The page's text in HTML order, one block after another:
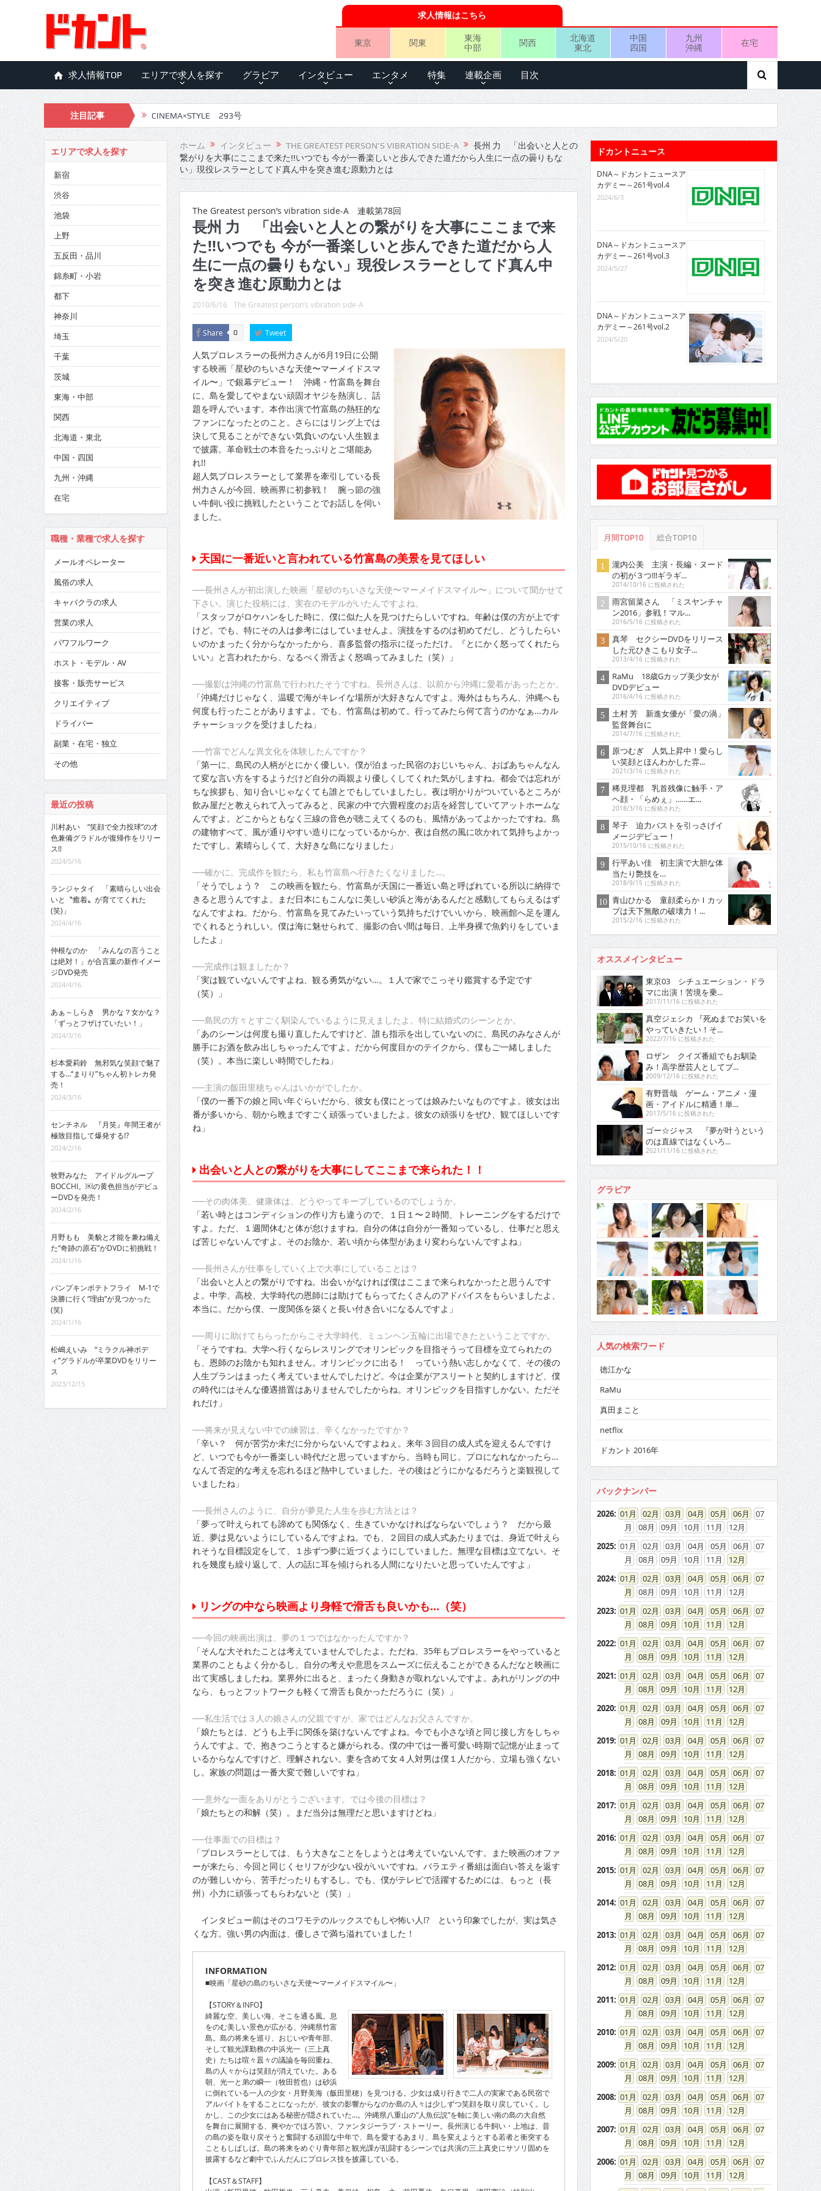
求人情報はこちら
東京 関東
東海
中部
関西
北海道
東北
中国
四国
九州
沖縄
在宅
求人情報TOP エリアで求人を探す グラビア インタビュー エンタメ 特集 連載企画 目次
注目記事 CINEMA×STYLE 293号
CINEMA×STYLE 292号
CINEMA×STYLE 291号
CINEMA×STYLE 290号
CINEMA×STYLE 289号
CINEMA×STYLE 288号
CINEMA×STYLE 287号
CINEMA×STYLE 286号
CINEMA×STYLE 285号
CINEMA×STYLE 294号
ホーム インタビュー THE GREATEST PERSON’S VIBRATION SIDE-A
長州 力 「出会いと人との
繋がりを大事にここまで来た!!いつでも 今が一番楽しいと歩んできた道だから人生に一点の曇りもな
い」現役レスラーとしてド真ん中を突き進む原動力とは
The Greatest person’s vibration side-A 連載第78回
長州 力 「出会いと人との繋がりを大事にここまで来
た!!いつでも 今が一番楽しいと歩んできた道だから人
生に一点の曇りもない」現役レスラーとしてド真ん中
を突き進む原動力とは
2010/6/16 The Greatest person’s vibration side-A
Share 0 Tweet
人気プロレスラーの長州力さんが6月19日に公開
する映画「星砂のちいさな天使〜マーメイドスマ
イル〜」で銀幕デビュー！ 沖縄・竹富島を舞台
に、島を愛してやまない頑固オヤジを熱演し、話
題を呼んでいます。本作出演で竹富島の熱狂的な
ファンになったとのこと。さらにはリング上では
決して見ることができない気負いのない人生観ま
で披露。革命戦士の本音をたっぷりとご堪能あ
れ!!
超人気プロレスラーとして業界を牽引している長
州力さんが今回、映画界に初参戦！ 腕っ節の強
い牛飼い役に挑戦したということでお話しを伺い
ました。
天国に一番近いと言われている竹富島の美景を見てほしい
──長州さんが初出演した映画「星砂のちいさな天使〜マーメイドスマイル〜」について聞かせて
下さい。演じた役柄には、実在のモデルがいたんですよね。
「スタッフがロケハンをした時に、僕に似た人を見つけたらしいですね。年齢は僕の方が上です
けど。でも、特にその人は参考にはしていませんよ。演技をするのは初めてだし、どうしたらい
いのかまったく分からなかったから、喜多監督の指示に従っただけ。『とにかく怒ってくれたら
いい』と言われたから、なるべく滑舌よく怒鳴ってみました（笑）」
──撮影は沖縄の竹富島で行われたそうですね。長州さんは、以前から沖縄に愛着があったとか。
「沖縄だけじゃなく、温暖で海がキレイな場所が大好きなんですよ。海外はもちろん、沖縄へも
何度も行ったことがありますよ。でも、竹富島は初めて。行ってみたら何て言うのかなぁ…カル
チャーショックを受けましたね」
──竹富でどんな異文化を体験したんですか？
「第一に、島民の人柄がとにかく優しい。僕が泊まった民宿のおじいちゃん、おばあちゃんなん
て変な言い方をするようだけど自分の両親より優しくしてくれた気がしますね。都会では忘れが
ちな挨拶も、知り合いじゃなくても誰とでもしていましたし。夜は明かりがついているところが
飲み屋だと教えられて入ってみると、民家の中で六畳程度のお店を経営していてアットホームな
んですよ。どこからともなく三線の音色が聴こえてくるのも、風情があってよかったですね。島
の建物すべて、風が通りやすい造りになっているからか、夜は自然の風に吹かれて気持ちよかっ
たですし。素晴らしくて、大好きな島になりました」
──確かに。完成作を観たら、私も竹富島へ行きたくなりました…。
「そうでしょう？ この映画を観たら、竹富島が天国に一番近い島と呼ばれている所以に納得で
きると思うんですよ。まだ日本にもこんなに美しい砂浜と海があるんだと感動してもらえるはず
なんですよね。だから、竹富島を見てみたいっていう気持ちだけでいいから、映画館へ足を運ん
でくれるとうれしい。僕は海に魅せられて、撮影の合い間は毎日、上半身裸で魚釣りをしていま
したよ」
──完成作は観ましたか？
「実は観ていないんですよね、観る勇気がない…。１人で家でこっそり鑑賞する予定です
（笑）」
──島民の方々とすごく馴染んでいるように見えましたよ。特に結婚式のシーンとか。
「あのシーンは何度も撮り直したんですけど、誰も指示を出していないのに、島民のみなさんが
勝手にお酒を飲み出しちゃったんですよ。だから何度目かのテイクから、僕もご一緒しました
（笑）。本当に楽しい時間でしたね」
──主演の飯田里穂ちゃんはいかがでしたか。
「僕の一番下の娘と同い年ぐらいだから、彼女も僕にとっては娘みたいなものですよ。彼女は出
番が多いから、朝から晩まですごく頑張っていましたよ。彼女の頑張りをぜひ、観てほしいです
ね」
出会いと人との繋がりを大事にしてここまで来られた！！
──その肉体美、健康体は、どうやってキープしているのでしょうか。
「若い時とはコンディションの作り方も違うので、１日１〜２時間、トレーニングをするだけで
すよ。ただ、１週間休むと体が怠けますね。自分の体は自分が一番知っているし、仕事だと思え
ば苦じゃないんですよ。そのお陰か、若い頃から体型があまり変わらないんですよね」
──長州さんが仕事をしていく上で大事にしていることは？
「出会いと人との繋がりですね。出会いがなければ僕はここまで来られなかったと思うんです
よ。中学、高校、大学時代の恩師には助けてもらってたくさんのアドバイスをもらいましたよ、
本当に。だから僕、一度関係を築くと長い付き合いになるんですよ」
──周りに助けてもらったからこそ大学時代、ミュンヘン五輪に出場できたということですか。
「そうですね。大学へ行くならレスリングでオリンピックを目指そうって目標を立てられたの
も、恩師のお陰かも知れません。オリンピックに出る！ っていう熱い志しかなくて、その後の
人生プランはまったく考えていませんでしたけど。今は企業がアスリートと契約しますけど、僕
の時代にはそんな優遇措置はありませんでしたからね。オリンピックを目指すしかない。ただそ
れだけ」
──将来が見えない中での練習は、辛くなかったですか？
「辛い？ 何が苦労か未だに分からないんですよねぇ。来年３回目の成人式を迎えるんですけ
ど、いつでも今が一番楽しい時代だと思っていますから。当時も同じ。プロになれなかったら…
なんて否定的な考えを忘れるほど熱中していました。その後はどうにかなるだろうと楽観視して
いましたね」
──長州さんのように、自分が夢見た人生を歩む方法とは？
「夢って叶えられても諦めても関係なく、生きていかなければならないでしょう？ だから最
近、夢は見ないようにしているんですよね。でも、２回目の成人式あたりまでは、身近で叶えら
れそうな目標設定をして、１歩ずつ夢に近づくようにしていました。無理な目標は立てない。そ
れを幾度も繰り返して、人の話に耳を傾けられる人間になりたいと思っていたんですよ」
リングの中なら映画より身軽で滑舌も良いかも…（笑）
──今回の映画出演は、夢の１つではなかったんですか？
「そんな大それたことは考えていませんでしたよ。ただね、35年もプロレスラーをやっていると
業界のこともよく分かるし、自分の考えや意思をスムーズに伝えることができるんだなと映画に
出て実感しましたね。業界外に出ると、まったく身動きが取れないんですよ。あれがリングの中
なら、もっとフットワークも軽くて滑舌も良かっただろうに（笑）」
──私生活では３人の娘さんの父親ですが、家ではどんなお父さんですか。
「娘たちとは、どうも上手に関係を築けないんですよね。今でも小さな頃と同じ接し方をしちゃ
うんですよ。で、抱きつこうとすると嫌がられる。僕の中では一番可愛い時期で記憶が止まって
いるからなんですけど、理解されない。妻を含めて女４人対男は僕１人だから、立場も強くない
し。家族の問題は一番大変で難しいですね」
──意外な一面をありがとうございます。では今後の目標は？
「娘たちとの和解（笑）。まだ当分は無理だと思いますけどね」
──仕事面での目標は？
「プロレスラーとしては、もう大きなことをしようとは考えていないんです。また映画のオファ
ーが来たら、今回と同じくセリフが少ない役がいいですね。バラエティ番組は面白い答えを返す
のが難しいから、苦手だったりもするし。でも、僕がテレビで活躍するためには、もっと（長
州）小力に頑張ってもらわないと（笑）」
インタビュー前はそのコワモテのルックスでもしや怖い人!? という印象でしたが、実は気さ
くな方。強い男の内面は、優しさで満ち溢れていました！
INFORMATION
■映画「星砂の島のちいさな天使〜マーメイドスマイル〜」
【STORY＆INFO】
綺麗な空、美しい海、そこを通る風。息
をのむ美しい景色が広がる、沖縄県竹富
島。島の将来を巡り、おじいや青年部、
そして観光課勤務の中浜光一（三上真
史）たちは喧々囂々の議論を毎回重ね、
島の人々からは笑顔が消えていた。ある
朝、光一と弟の瞬一（牧田哲也）は砂浜
に倒れている一人の少女・月野美海（飯田里穂）を見つける。少女は成り行きで二人の実家である民宿で
アルバイトをすることになったが、彼女の影響からなのか島の人々は少しずつ笑顔を取り戻していく。し
かし、この少女にはある秘密が隠されていた…。沖縄県八重山の“人魚伝説”を軸に美しい南の島の大自然
を舞台に展開する、爽やかでほろ苦い、ファンタジーラブ・ストーリー。長州演じる牛飼い・上地は、昔
の島の姿を取り戻そうと奮闘する頑固な中年で、島を愛するあまり、島を変えようとする若者と衝突する
こともしばしば。島の将来をめぐり青年部と観光課が乱闘するシーンでは共演の三上真史にサソリ固めを
披露するなど劇中でふんだんにプロレス技を披露している。
【CAST＆STAFF】
エリアで求人を探す
新宿
渋谷
池袋
上野
五反田・品川
錦糸町・小岩
都下
神奈川
埼玉
千葉
茨城
東海・中部
関西
北海道・東北
中国・四国
九州・沖縄
在宅
職種・業種で求人を探す
メールオペレーター
風俗の求人
キャバクラの求人
営業の求人
パワフルワーク
ホスト・モデル・AV
接客・販売サービス
クリエイティブ
ドライバー
副業・在宅・独立
その他
最近の投稿
川村あい “笑顔で全力投球”の才
色兼備グラドルが復帰作をリリー
ス!!
2024/5/16
ランジャタイ 「素晴らしい出会
いと〝癒着〟が育ててくれた
(笑)」
2024/4/16
仲根なのか 「みんなの言うこと
は絶対！」が合言葉の新作イメー
ジDVD発売
2024/4/16
あぁ～しらき 男かな？女かな？
「ずっとフザけていたい！」
2024/3/16
杉本愛莉鈴 無邪気な笑顔で魅了
する…“まりり”ちゃん初トレカ発
売！
2024/3/16
センチネル 『月笑』年間王者が
極致目指して爆発する!?
2024/2/16
牧野みなた アイドルグループ
BOCCHI。￼の黄色担当がデビュ
ーDVDを発売！
2024/2/16
月野もも 美貌と才能を兼ね備え
た“奇跡の原石”がDVDに初挑戦！
2024/1/16
パンプキンポテトフライ M-1で
決勝に行く“理由”が見つかった
(笑)
2024/1/16
松嶋えいみ “ミラクル神ボデ
ィ”グラドルが卒業DVDをリリー
ス
2023/12/15
ドカントニュース
DNA～ドカントニュースア
カデミー～261号vol.4
2024/6/3
DNA～ドカントニュースア
カデミー～261号vol.3
2024/5/27
DNA～ドカントニュースア
カデミー～261号vol.2
2024/5/20
月間TOP10 総合TOP10
瀧内公美 主演・長編・ヌード
の初が３つ!!!ギラギ...
2014/10/16 に投稿された
雨宮留菜さん 「ミスヤンチャ
ン2016」参戦！マル...
2016/5/16 に投稿された
真琴 セクシーDVDをリリース
した元ひきこもり女子...
2013/4/16 に投稿された
RaMu 18歳Gカップ美少女が
DVDデビュー
2016/4/16 に投稿された
土村 芳 新進女優が「愛の渦」
監督舞台に
2014/7/16 に投稿された
原つむぎ 人気上昇中！愛らし
い笑顔とほんわかした雰...
2021/3/16 に投稿された
稀見理都 乳首残像に触手・ア
ヘ顔・「らめぇ」……エ...
2018/3/16 に投稿された
琴子 迫力バストを引っさげイ
メージデビュー！
2015/10/16 に投稿された
行平あい佳 初主演で大胆な体
当たり艶技を…
2018/9/15 に投稿された
青山ひかる 童顔柔らかＩカッ
プは天下無敵の破壊力！...
2015/2/16 に投稿された
オススメインタビュー
東京03 シチュエーション・ドラ
マに出演！苦境を乗...
2017/11/16 に投稿された
真空ジェシカ 『死ぬまでお笑いを
やっていきたい！そ...
2022/7/16 に投稿された
ロザン クイズ番組でもお馴染
み！高学歴芸人としてブ...
2009/12/16 に投稿された
有野晋哉 ゲーム・アニメ・漫
画・アイドルに精通！単...
2017/5/16 に投稿された
ゴー☆ジャス 『夢が叶うという
のは直線ではなくいろ...
2021/11/16 に投稿された
グラビア
人気の検索ワード
徳江かな
RaMu
真田まこと
netflix
ドカント 2016年
バックナンバー
2026: 01 02 03 04 05 06
07
08
09 10 11
12
2025: 01 02 03 04 05 06
07
08
09 10 11
12
2024: 01 02 03 04 05 06
07
08
09 10 11
12
2023: 01 02 03 04 05 06
07
08
09 10 11
12
2022: 01 02 03 04 05 06
07
08
09 10 11
12
2021: 01 02 03 04 05 06
07
08
09 10 11
12
2020: 01 02 03 04 05 06
07
08
09 10 11
12
2019: 01 02 03 04 05 06
07
08
09 10 11
12
2018: 01 02 03 04 05 06
07
08
09 10 11
12
2017: 01 02 03 04 05 06
07
08
09 10 11
12
2016: 01 02 03 04 05 06
07
08
09 10 11
12
2015: 01 02 03 04 05 06
07
08
09 10 11
12
2014: 01 02 03 04 05 06
07
08
09 10 11
12
2013: 01 02 03 04 05 06
07
08
09 10 11
12
2012: 01 02 03 04 05 06
07
08
09 10 11
12
2011: 01 02 03 04 05 06
07
08
09 10 11
12
2010: 01 02 03 04 05 06
07
08
09 10 11
12
2009: 01 02 03 04 05 06
07
08
09 10 11
12
2008: 01 02 03 04 05 06
07
08
09 10 11
12
2007: 01 02 03 04 05 06
07
08
09 10 11
12
2006: 01 02 03 04 05 06
07
08
09 10 11
12